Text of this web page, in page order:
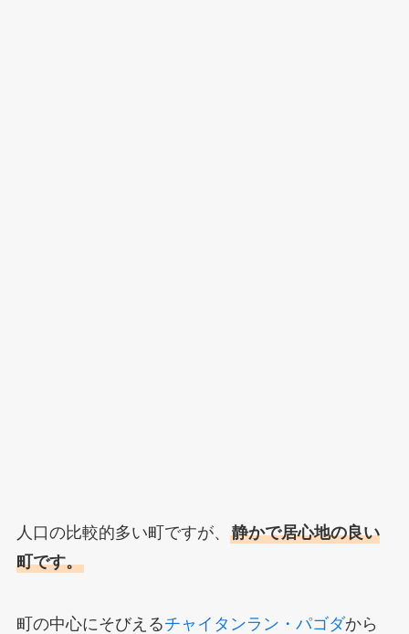
人口の比較的多い町ですが、 静かで居心地の良い
町です。
町の中心にそびえるチャイタンラン・パゴダから